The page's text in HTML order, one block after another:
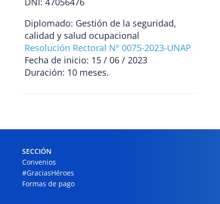
Diplomado: Gestión de la seguridad,
calidad y salud ocupacional
Resolución Rectoral Nº 0075-2023-UNAP
Fecha de inicio: 15 / 06 / 2023
Duración: 10 meses.
SECCIÓN
Convenios
#GraciasHéroes
Formas de pago